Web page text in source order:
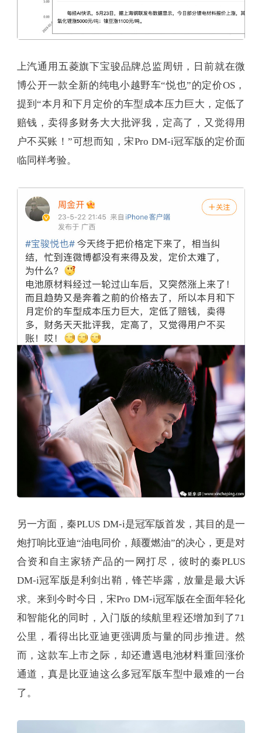
上汽通用五菱旗下宝骏品牌总监周钘，日前就在微
博公开一款全新的纯电小越野车“悦也”的定价OS，
提到“本月和下月定价的车型成本压力巨大，定低了
赔钱，卖得多财务大大批评我，定高了，又觉得用
户不买账！”可想而知，宋Pro DM-i冠军版的定价面
临同样考验。
另一方面，秦PLUS DM-i是冠军版首发，其目的是一
炮打响比亚迪“油电同价，颠覆燃油”的决心，更是对
合资和自主家轿产品的一网打尽，彼时的秦PLUS
DM-i冠军版是利剑出鞘，锋芒毕露，放量是最大诉
求。来到今时今日，宋Pro DM-i冠军版在全面年轻化
和智能化的同时，入门版的续航里程还增加到了71
公里，看得出比亚迪更强调质与量的同步推进。然
而，这款车上市之际，却还遭遇电池材料重回涨价
通道，真是比亚迪这么多冠军版车型中最难的一台
了。